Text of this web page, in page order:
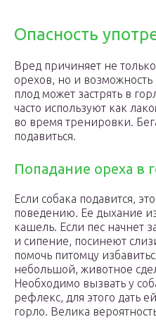
Опасность
Вред причиняет не
орехов, но и возможность
плод может застрять в
часто используют как
во время тренировки.
подавиться.
Попадание ореха в
Если собака подавится,
поведению. Ее дыхание
кашель. Если пес начнет
и сипение, посинеют
помочь питомцу
небольшой, животное
Необходимо вызвать у
рефлекс, для этого дать
горло. Велика